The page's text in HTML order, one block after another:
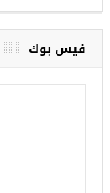
العدالة
فيس بوك